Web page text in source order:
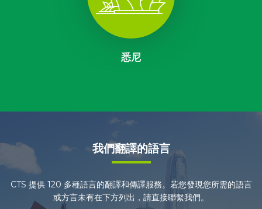
悉尼
我們翻譯的語言
CTS 提供 120 多種語言的翻譯和傳譯服務。若您發現您所需的語言
或方言未有在下方列出，請直接聯繫我們。